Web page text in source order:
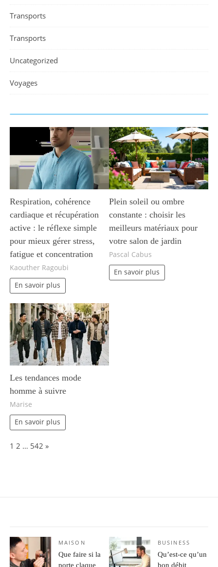
Transports
Transports
Uncategorized
Voyages
Respiration, cohérence
cardiaque et récupération
active : le réflexe simple
pour mieux gérer stress,
fatigue et concentration
Kaouther Ragoubi
En savoir plus
Plein soleil ou ombre
constante : choisir les
meilleurs matériaux pour
votre salon de jardin
Pascal Cabus
En savoir plus
Les tendances mode
homme à suivre
Marise
En savoir plus
Page:
1 2 … 542 Next
»
MAISON
Que faire si la
porte claque
BUSINESS
Qu’est-ce qu’un
bon débit